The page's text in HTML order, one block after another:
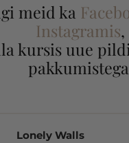
meid ka
Instagramis,
kursis uue
Lonely Walls